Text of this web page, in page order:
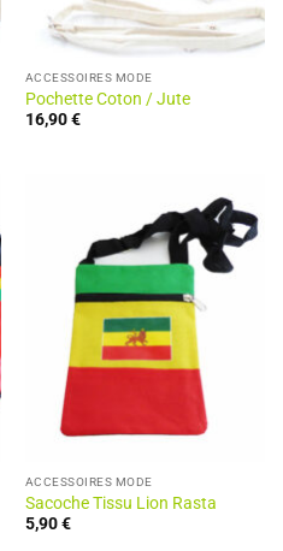
ACCESSOIRES MODE
Pochette Coton / Jute
16,90€
ACCESSOIRES MODE
Sacoche Tissu Lion Rasta
5,90€